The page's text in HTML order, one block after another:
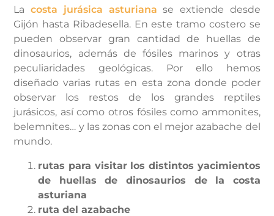
Lacosta jurásica asturiana se extiende desde
Gijón hasta Ribadesella. En este tramo costero se
pueden observar gran cantidad de huellas de
dinosaurios, además de fósiles marinos y otras
peculiaridades geológicas. Por ello hemos
diseñado varias rutas en esta zona donde poder
observar los restos de los grandes reptiles
jurásicos, así como otros fósiles como ammonites,
belemnites… y las zonas con el mejor azabache del
mundo.
rutas para visitar los distintos yacimientos
de huellas de dinosaurios de la costa
asturiana
ruta del azabache